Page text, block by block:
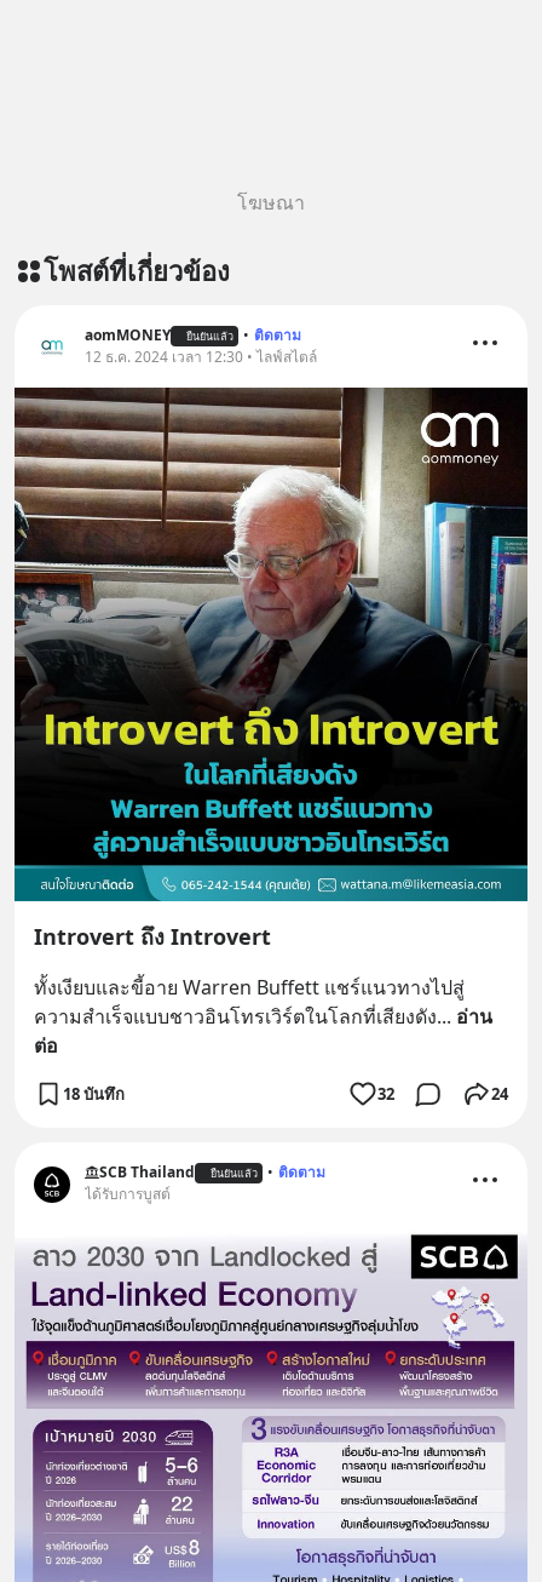
โฆษณา
โพสต์ที่เกี่ยวข้อง
aomMONEY ยืนยันแล้ว • ติดตาม
12 ธ.ค. 2024 เวลา 12:30 • ไลฟ์สไตล์
Introvert ถึง Introvert
ทั้งเงียบและขี้อาย Warren Buffett แชร์แนวทางไปสู่
ความสำเร็จแบบชาวอินโทรเวิร์ตในโลกที่เสียงดัง... อ่าน
ต่อ
18 บันทึก 32 24
SCB Thailand ยืนยันแล้ว • ติดตาม
ได้รับการบูสต์